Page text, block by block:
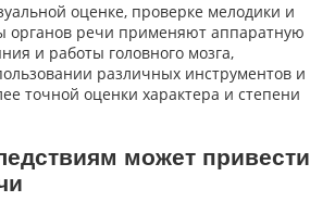
оценке, проверке мелодики и
органов речи применяют аппаратную
и работы головного мозга,
различных инструментов и
точной оценки характера и степени
может привести